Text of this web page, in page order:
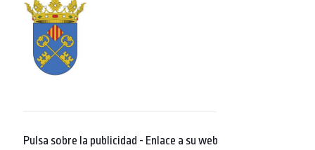
Pulsa sobre la publicidad - Enlace a su web